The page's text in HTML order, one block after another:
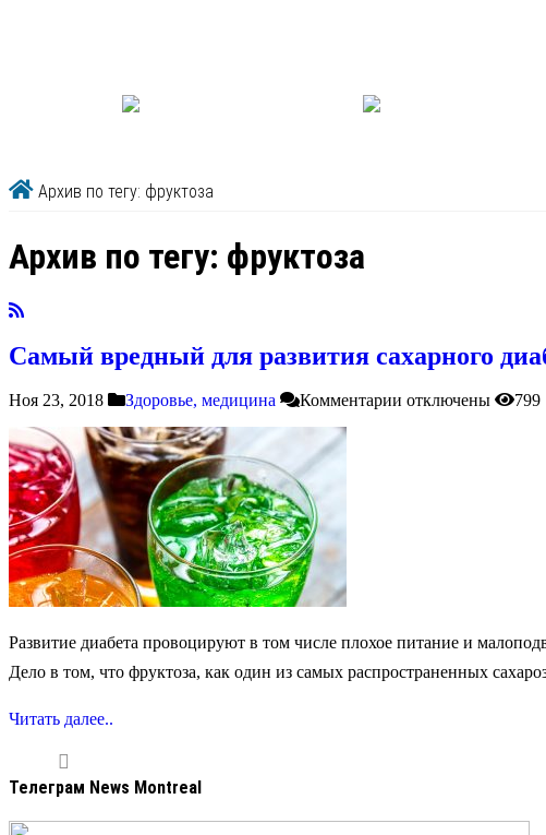
Архив по тегу: фруктоза
Архив по тегу: фруктоза
Самый вредный для развития сахарного
Ноя 23, 2018 Здоровье, медицина Комментарии отключены 799
Развитие диабета провоцируют в том числе плохое питание и
Дело в том, что фруктоза, как один из самых распространенных
Читать далее..
Телеграм News Montreal